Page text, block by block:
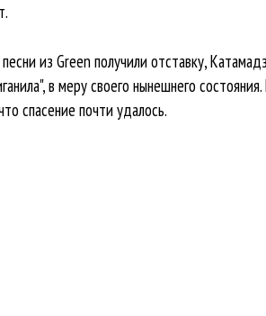
из Green получили отставку,
в меру своего нынешнего
спасение почти удалось.